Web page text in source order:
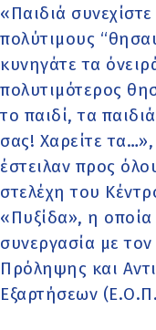
«Παιδιά
πολύτιμους
κυνηγάτε τα
πολυτιμότερος
το παιδί, τα
σας! Χαρείτε
έστειλαν προς
στελέχη του
«Πυξίδα», η οποία
συνεργασία με
Πρόληψης και
Εξαρτήσεων